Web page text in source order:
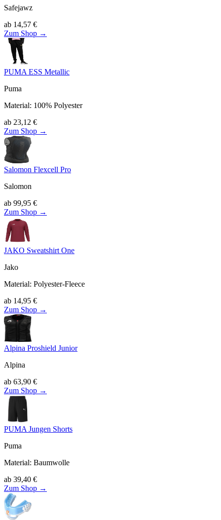
Safejawz
ab 14,57 €
Zum Shop →
PUMA ESS Metallic
Puma
Material: 100% Polyester
ab 23,12 €
Zum Shop →
Salomon Flexcell Pro
Salomon
ab 99,95 €
Zum Shop →
JAKO Sweatshirt One
Jako
Material: Polyester-Fleece
ab 14,95 €
Zum Shop →
Alpina Proshield Junior
Alpina
ab 63,90 €
Zum Shop →
PUMA Jungen Shorts
Puma
Material: Baumwolle
ab 39,40 €
Zum Shop →